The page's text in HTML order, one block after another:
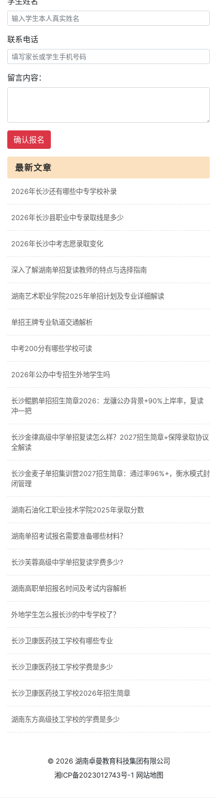
联系电话
留言内容：
确认报名
最新文章
2026年长沙还有哪些中专学校补录
2026年长沙县职业中专录取线是多少
2026年长沙中考志愿录取变化
深入了解湖南单招复读教师的特点与选择指南
湖南艺术职业学院2025年单招计划及专业详细解读
单招王牌专业轨道交通解析
中考200分有哪些学校可读
2026年公办中专招生外地学生吗
长沙鲲鹏单招招生简章2026：龙骧公办背景+90%上岸率，复读
冲一把
长沙金律高级中学单招复读怎么样？2027招生简章+保障录取协议
全解读
长沙金麦子单招集训营2027招生简章：通过率96%+，衡水模式封
闭管理
湖南石油化工职业技术学院2025年录取分数
湖南单招考试报名需要准备哪些材料？
长沙芙蓉高级中学单招复读学费多少?
湖南高职单招报名时间及考试内容解析
外地学生怎么报长沙的中专学校了？
长沙卫康医药技工学校有哪些专业
长沙卫康医药技工学校学费是多少
长沙卫康医药技工学校2026年招生简章
湖南东方高级技工学校的学费是多少
© 2026 湖南卓曼教育科技集团有限公司
湘ICP备2023012743号-1 网站地图